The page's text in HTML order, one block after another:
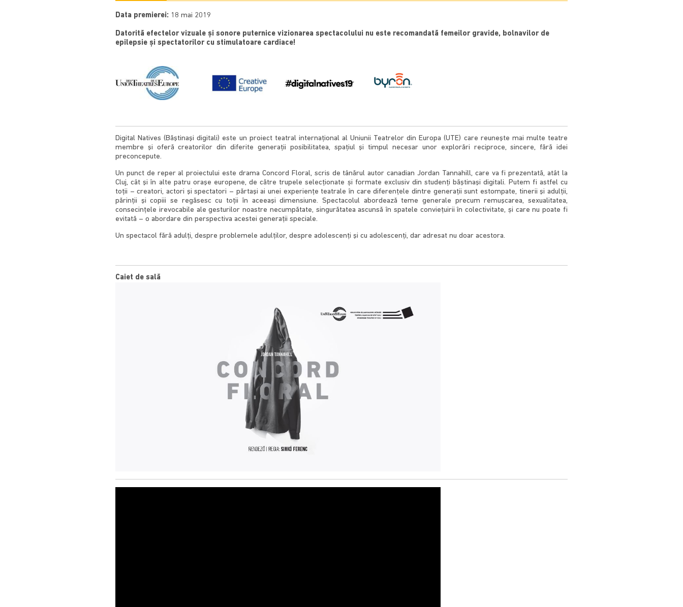
Data premierei: 18 mai 2019
Datorită efectelor vizuale și sonore puternice vizionarea spectacolului nu este recomandată femeilor gravide, bolnavilor de
epilepsie și spectatorilor cu stimulatoare cardiace!
Digital Natives (Băştinaşi digitali) este un proiect teatral internaţional al Uniunii Teatrelor din Europa (UTE) care reuneşte mai multe teatre
membre şi oferă creatorilor din diferite generaţii posibilitatea, spaţiul şi timpul necesar unor explorări reciproce, sincere, fără idei
preconcepute.
Un punct de reper al proiectului este drama Concord Floral, scris de tânărul autor canadian Jordan Tannahill, care va fi prezentată, atât la
Cluj, cât şi în alte patru oraşe europene, de către trupele selecţionate și formate exclusiv din studenţi băştinaşi digitali. Putem fi astfel cu
toţii – creatori, actori şi spectatori – părtaşi ai unei experienţe teatrale în care diferenţele dintre generaţii sunt estompate, tinerii şi adulţii,
părinţii şi copiii se regăsesc cu toţii în aceeaşi dimensiune. Spectacolul abordează teme generale precum remuşcarea, sexualitatea,
consecinţele irevocabile ale gesturilor noastre necumpătate, singurătatea ascunsă în spatele conviețuirii în colectivitate, și care nu poate fi
evitată – o abordare din perspectiva acestei generaţii speciale.
Un spectacol fără adulţi, despre problemele adulţilor, despre adolescenţi şi cu adolescenţi, dar adresat nu doar acestora.
Caiet de sală